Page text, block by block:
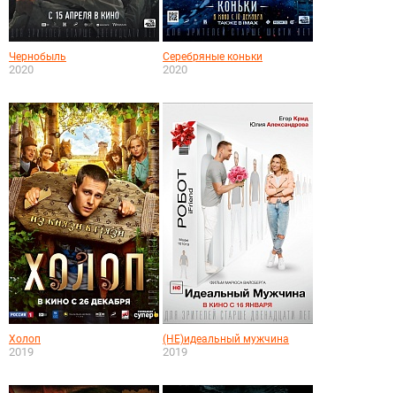
Чернобыль
2020
Серебряные коньки
2020
Холоп
2019
(НЕ)идеальный мужчина
2019